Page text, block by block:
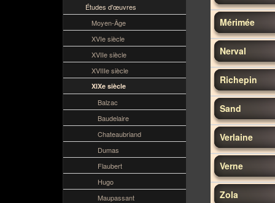
Études d'œuvres
Moyen-Âge
XVIe siècle
XVIIe siècle
XVIIIe siècle
XIXe siècle
Balzac
Baudelaire
Chateaubriand
Dumas
Flaubert
Hugo
Maupassant
Mérimée
Nerval
Richepin
Sand
Verlaine
Verne
Zola